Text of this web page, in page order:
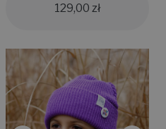
129,00 zł